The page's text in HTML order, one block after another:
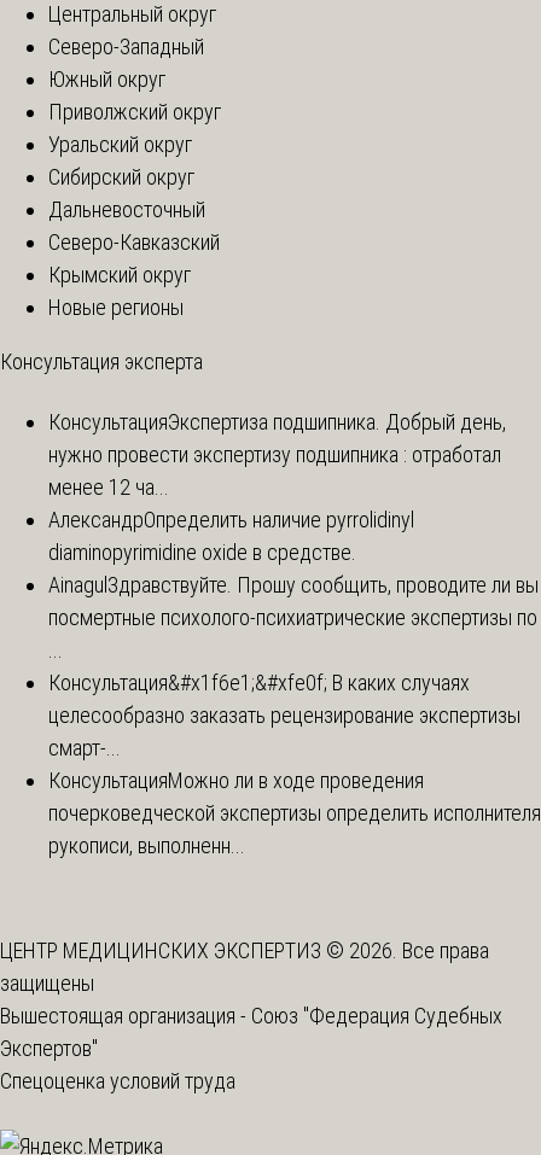
Центральный округ
Северо-Западный
Южный округ
Приволжский округ
Уральский округ
Сибирский округ
Дальневосточный
Северо-Кавказский
Крымский округ
Новые регионы
Консультация эксперта
КонсультацияЭкспертиза подшипника. Добрый день,
нужно провести экспертизу подшипника : отработал
менее 12 ча...
АлександрОпределить наличие pyrrolidinyl
diaminopyrimidine oxide в средстве.
Ainagul Здравствуйте. Прошу сообщить, проводите ли вы
посмертные психолого-психиатрические экспертизы по
Консультация&#x1f6e1;&#xfe0f; В каких случаях
целесообразно заказать рецензирование экспертизы
смарт-...
КонсультацияМожно ли в ходе проведения
почерковедческой экспертизы определить исполнителя
рукописи, выполненн...
ЦЕНТР МЕДИЦИНСКИХ ЭКСПЕРТИЗ © 2026. Все права
защищены
Вышестоящая организация - Союз "Федерация Судебных
Экспертов"
Спецоценка условий труда